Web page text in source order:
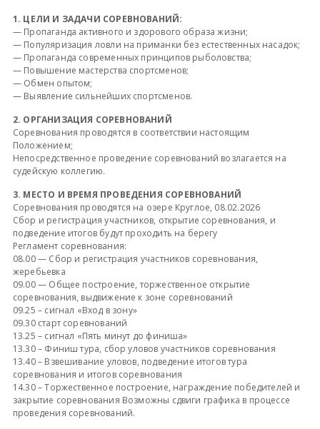
1. ЦЕЛИ И ЗАДАЧИ СОРЕВНОВАНИЙ:
— Пропаганда активного и здорового образа жизни;
— Популяризация ловли на приманки без естественных насадок;
— Пропаганда современных принципов рыболовства;
— Повышение мастерства спортсменов;
— Обмен опытом;
— Выявление сильнейших спортсменов.
2. ОРГАНИЗАЦИЯ СОРЕВНОВАНИЙ
Соревнования проводятся в соответствии настоящим
Положением;
Непосредственное проведение соревнований возлагается на
судейскую коллегию.
3. МЕСТО И ВРЕМЯ ПРОВЕДЕНИЯ СОРЕВНОВАНИЙ
Соревнования проводятся на озере Круглое, 08.02.2026
Сбор и регистрация участников, открытие соревнования, и
подведение итогов будут проходить на берегу
Регламент соревнования:
08.00 — Сбор и регистрация участников соревнования,
жеребьевка
09.00 — Общее построение, торжественное открытие
соревнования, выдвижение к зоне соревнований
09.25 – сигнал «Вход в зону»
09.30 старт соревнований
13.25 – сигнал «Пять минут до финиша»
13.30 – Финиш тура, сбор уловов участников соревнования
13.40 – Взвешивание уловов, подведение итогов тура
соревнования и итогов соревнования
14.30 – Торжественное построение, награждение победителей и
закрытие соревнования Возможны сдвиги графика в процессе
проведения соревнований.